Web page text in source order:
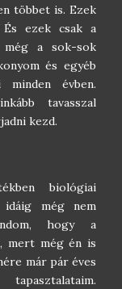
többet is. Ezek
ezek csak a
a sok-sok
és egyéb
évben.
tavasszal
kezd.
biológiai
idáig még nem
hogy a
mert még én is
már pár éves